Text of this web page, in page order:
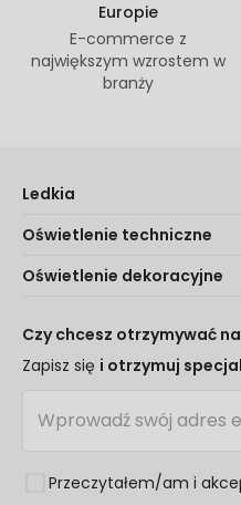
Europie
E-commerce z
największym wzrostem w
branży
Ledkia
Obsługa Klienta
Metody Dostawy
Jesteś Profesjonalistą?
Najczęściej Zadawane
Oświetlenie techniczne
Marki
Kalkulator Oszczędności LED
Kosztorysy
Oświetlenie dla firm
Oświetlenie dekoracyjne
Trendy
Najlepsze Marki
Pomieszczenia
Kolekcje
Czy chcesz otrzymywać
Zapisz się i otrzymuj
Przeczytałem/am i